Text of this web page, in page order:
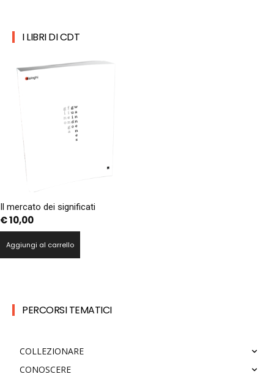
I LIBRI DI CDT
Il mercato dei significati
€10,00
Aggiungi al carrello
PERCORSI TEMATICI
COLLEZIONARE
CONOSCERE